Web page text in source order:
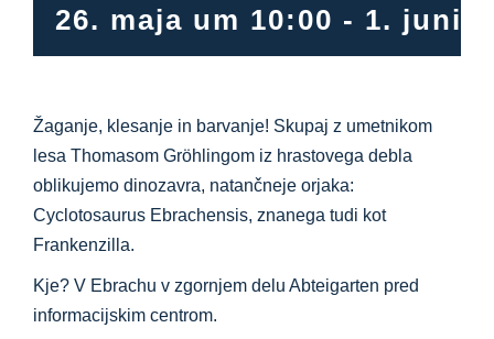
Najnovejše novice
Informacijsko središče
Prenosi
Kraj učenja
26. maja um 10:00 - 1. junija
Žaganje, klesanje in barvanje! Skupaj z umetnikom
lesa Thomasom Gröhlingom iz hrastovega debla
oblikujemo dinozavra, natančneje orjaka:
Cyclotosaurus Ebrachensis, znanega tudi kot
Frankenzilla.
Kje? V Ebrachu v zgornjem delu Abteigarten pred
informacijskim centrom.